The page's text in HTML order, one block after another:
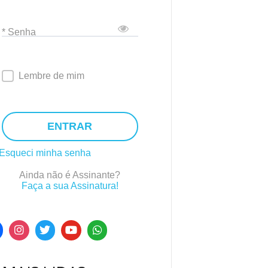
* Senha
Lembre de mim
ENTRAR
Esqueci minha senha
Ainda não é Assinante?
Faça a sua Assinatura!